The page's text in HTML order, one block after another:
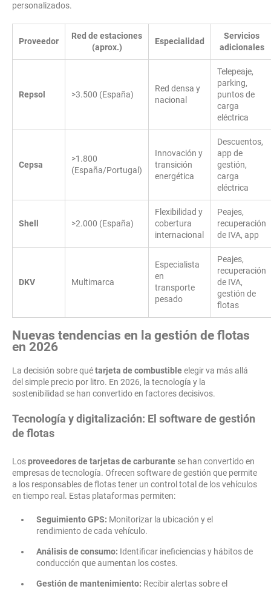
personalizados.
Proveedor
Red de estaciones
(aprox.)
Especialidad
Servicios
adicionales
Repsol >3.500 (España)
Red densa y
nacional
Telepeaje,
parking,
puntos de
carga
eléctrica
Cepsa
>1.800
(España/Portugal)
Innovación y
transición
energética
Descuentos,
app de
gestión,
carga
eléctrica
Shell >2.000 (España)
Flexibilidad y
cobertura
internacional
Peajes,
recuperación
de IVA, app
DKV Multimarca
Especialista
en
transporte
pesado
Peajes,
recuperación
de IVA,
gestión de
flotas
Nuevas tendencias en la gestión de flotas
en 2026
La decisión sobre quétarjeta de combustibleelegir va más allá
del simple precio por litro. En 2026, la tecnología y la
sostenibilidad se han convertido en factores decisivos.
Tecnología y digitalización: El software de gestión
de flotas
Losproveedores de tarjetas de carburante se han convertido en
empresas de tecnología. Ofrecen software de gestión que permite
a los responsables de flotas tener un control total de los vehículos
en tiempo real. Estas plataformas permiten:
Seguimiento GPS: Monitorizar la ubicación y el
rendimiento de cada vehículo.
Análisis de consumo: Identificar ineficiencias y hábitos de
conducción que aumentan los costes.
Gestión de mantenimiento: Recibir alertas sobre el